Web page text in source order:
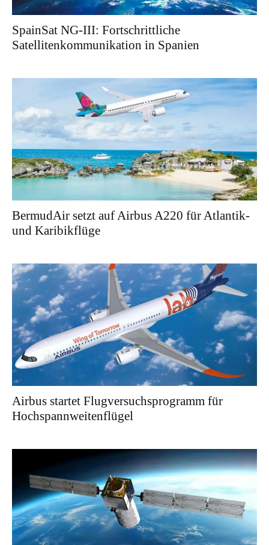
SpainSat NG-III: Fortschrittliche
Satellitenkommunikation in Spanien
BermudAir setzt auf Airbus A220 für Atlantik-
und Karibikflüge
Airbus startet Flugversuchsprogramm für
Hochspannweitenflügel